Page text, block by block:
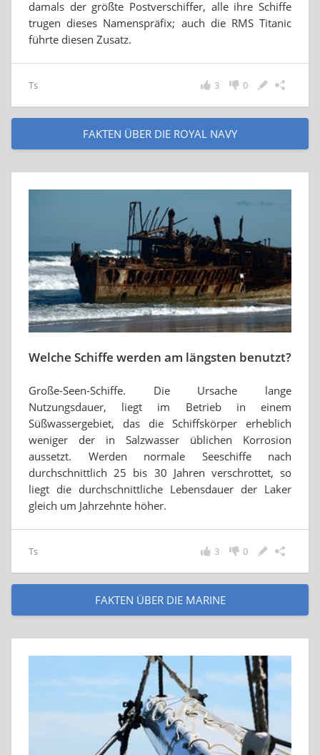
damals der größte Postverschiffer, alle ihre Schiffe
trugen dieses Namenspräfix; auch die RMS Titanic
führte diesen Zusatz.
Ts 0
3
FAKTEN ÜBER DIE ROYAL NAVY
Welche Schiffe werden am längsten benutzt?
Große-Seen-Schiffe. Die Ursache lange
Nutzungsdauer, liegt im Betrieb in einem
Süßwassergebiet, das die Schiffskörper erheblich
weniger der in Salzwasser üblichen Korrosion
aussetzt. Werden normale Seeschiffe nach
durchschnittlich 25 bis 30 Jahren verschrottet, so
liegt die durchschnittliche Lebensdauer der Laker
gleich um Jahrzehnte höher.
Ts 0
3
FAKTEN ÜBER DIE MARINE